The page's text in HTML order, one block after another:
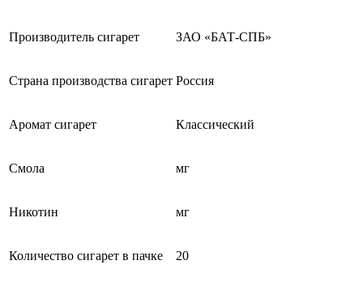
Производитель сигарет ЗАО «БАТ-СПБ»
Страна производства сигарет Россия
Аромат сигарет Классический
Смола мг
Никотин мг
Количество сигарет в пачке 20